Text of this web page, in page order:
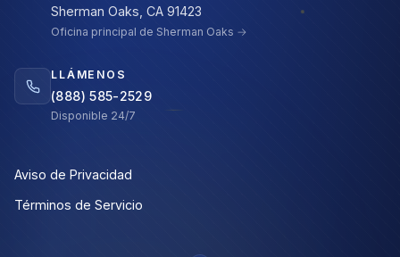
Sherman Oaks, CA 91423
Oficina principal de Sherman Oaks →
LLÁMENOS
(888) 585-2529
Disponible 24/7
Aviso de Privacidad
Términos de Servicio